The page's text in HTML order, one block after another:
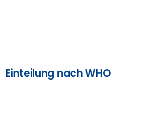
Einteilung nach WHO